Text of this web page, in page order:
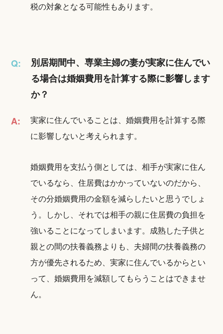
税の対象となる可能性もあります。
Q:
別居期間中、専業主婦の妻が実家に住んでい
る場合は婚姻費用を計算する際に影響します
か？
A:
実家に住んでいることは、婚姻費用を計算する際
に影響しないと考えられます。
婚姻費用を支払う側としては、相手が実家に住ん
でいるなら、住居費はかかっていないのだから、
その分婚姻費用の金額を減らしたいと思うでしょ
う。しかし、それでは相手の親に住居費の負担を
強いることになってしまいます。成熟した子供と
親との間の扶養義務よりも、夫婦間の扶養義務の
方が優先されるため、実家に住んでいるからとい
って、婚姻費用を減額してもらうことはできませ
ん。